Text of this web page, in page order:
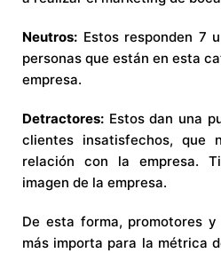
Neutros: Estos responden 7
personas que están en esta
empresa.
Detractores: Estos dan una
clientes insatisfechos, que
relación con la empresa.
imagen de la empresa.
De esta forma, promotores
más importa para la métrica